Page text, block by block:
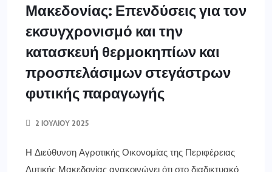
Μακεδονίας: Επενδύσεις για τον
εκσυγχρονισμό και την
κατασκευή θερμοκηπίων και
προσπελάσιμων στεγάστρων
φυτικής παραγωγής
2 ΙΟΥΛΊΟΥ 2025
Η Διεύθυνση Αγροτικής Οικονομίας της Περιφέρειας